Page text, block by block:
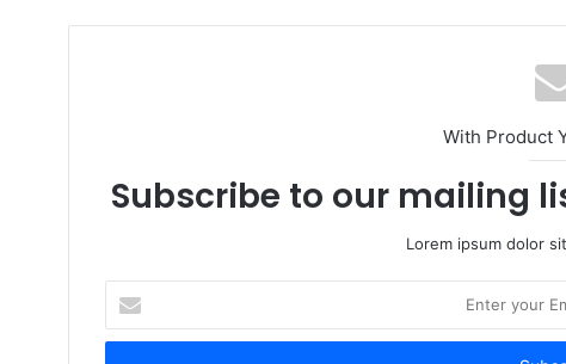
With Product
Subscribe to our mailing
Lorem ipsum dolor
your
Email